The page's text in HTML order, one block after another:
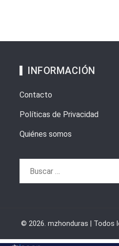
INFORMACIÓN
Contacto
Políticas de Privacidad
Quiénes somos
© 2026. mzhonduras | Todos